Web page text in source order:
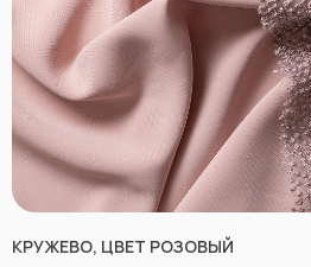
КРУЖЕВО, ЦВЕТ РОЗОВЫЙ